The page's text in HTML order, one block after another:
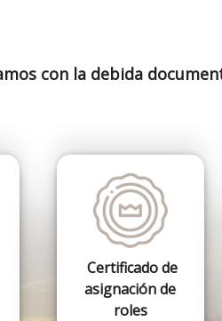
con la debida
Certificado de
asignación de
roles